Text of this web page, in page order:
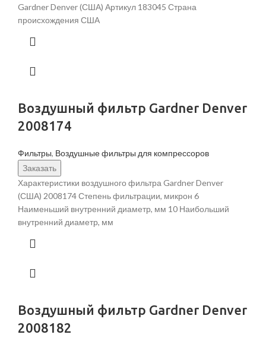
Gardner Denver (США) Артикул 183045 Страна
происхождения США
Воздушный фильтр Gardner Denver
2008174
Фильтры, Воздушные фильтры для компрессоров
Заказать
Характеристики воздушного фильтра Gardner Denver
(США) 2008174 Степень фильтрации, микрон 6
Наименьший внутренний диаметр, мм 10 Наибольший
внутренний диаметр, мм
Воздушный фильтр Gardner Denver
2008182